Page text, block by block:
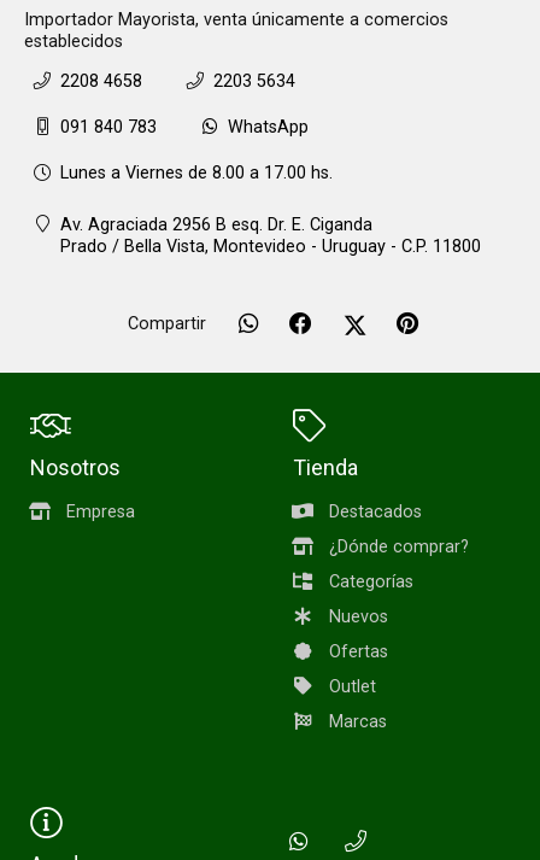
Importador Mayorista, venta únicamente a comercios
establecidos
2208 4658
2203 5634
091 840 783 WhatsApp
Lunes a Viernes de 8.00 a 17.00 hs.
Av. Agraciada 2956 B esq. Dr. E. Ciganda
Prado / Bella Vista, Montevideo - Uruguay - C.P. 11800
Compartir
Nosotros
Empresa
Tienda
Destacados
¿Dónde comprar?
Categorías
Nuevos
Ofertas
Outlet
Marcas